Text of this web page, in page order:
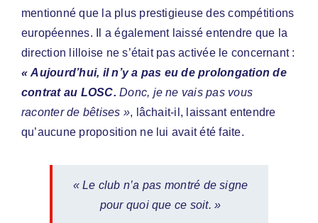
mentionné que la plus prestigieuse des compétitions
européennes. Il a également laissé entendre que la
direction lilloise ne s’était pas activée le concernant :
« Aujourd’hui, il n’y a pas eu de prolongation de
contrat au LOSC. Donc, je ne vais pas vous
raconter de bêtises », lâchait-il, laissant entendre
qu’aucune proposition ne lui avait été faite.
« Le club n’a pas montré de signe
pour quoi que ce soit. »